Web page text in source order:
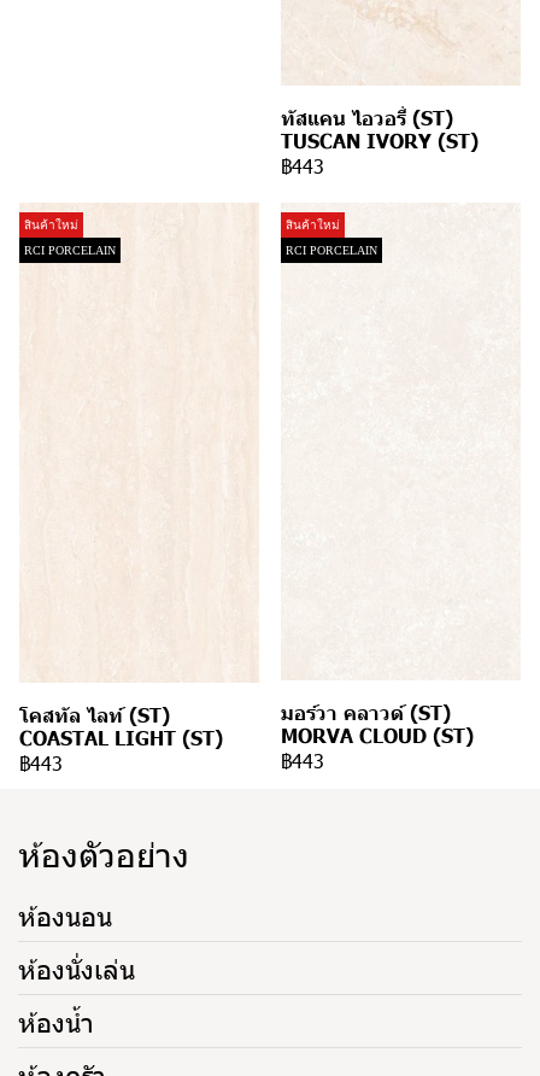
ทัสแคน ไอวอรี่ (ST)
TUSCAN IVORY (ST)
฿443
สินค้าใหม่
RCI PORCELAIN
โคสทัล ไลท์ (ST)
COASTAL LIGHT (ST)
฿443
สินค้าใหม่
RCI PORCELAIN
มอร์วา คลาวด์ (ST)
MORVA CLOUD (ST)
฿443
ห้องตัวอย่าง
ห้องนอน
ห้องนั่งเล่น
ห้องน้ำ